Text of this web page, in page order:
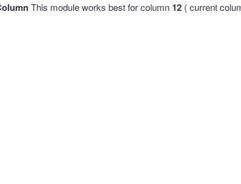
This module works best for column 12 ( current